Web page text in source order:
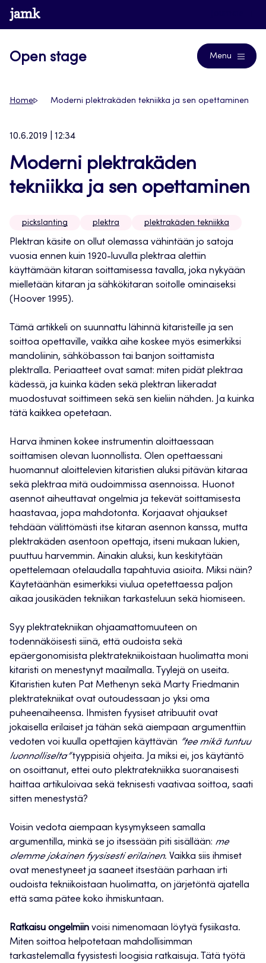
Siirry
suoraan
www.jamk.fi
Open stage Menu
Home Moderni plektrakäden tekniikka ja sen opettaminen
10.6.2019 | 12:34
Moderni plektrakäden
tekniikka ja sen opettaminen
pickslanting plektra plektrakäden tekniikka
Plektran käsite on ollut olemassa vähintään jo satoja
vuosia ennen kuin 1920-luvulla plektraa alettiin
käyttämään kitaran soittamisessa tavalla, joka nykyään
mielletään kitaran ja sähkökitaran soitolle ominaiseksi
(Hoover 1995).
Tämä artikkeli on suunnattu lähinnä kitaristeille ja sen
soittoa opettaville, vaikka aihe koskee myös esimerkiksi
mandoliinin, sähköbasson tai banjon soittamista
plektralla. Periaatteet ovat samat: miten pidät plektraa
kädessä, ja kuinka käden sekä plektran liikeradat
muodostuvat soittimeen sekä sen kieliin nähden. Ja kuinka
tätä kaikkea opetetaan.
Harva ihminen kokee instrumentin aloittaessaan
soittamisen olevan luonnollista. Olen opettaessani
huomannut aloittelevien kitaristien aluksi pitävän kitaraa
sekä plektraa mitä oudoimmissa asennoissa. Huonot
asennot aiheuttavat ongelmia ja tekevät soittamisesta
haastavaa, jopa mahdotonta. Korjaavat ohjaukset
tehdään välittömästi itse kitaran asennon kanssa, mutta
plektrakäden asentoon opettaja, itseni mukaan lukien,
puuttuu harvemmin. Ainakin aluksi, kun keskitytään
opettelemaan otelaudalla tapahtuvia asioita. Miksi näin?
Käytetäänhän esimerkiksi viulua opetettaessa paljon
aikaa jousikäden tekniikan tarkasteluun sekä hiomiseen.
Syy plektratekniikan ohjaamattomuuteen on
todennäköisesti siinä, että oudoista sekä
epäergonomisista plektratekniikoistaan huolimatta moni
kitaristi on menestynyt maailmalla. Tyylejä on useita.
Kitaristien kuten Pat Methenyn sekä Marty Friedmanin
plektratekniikat ovat outoudessaan jo yksi oma
puheenaiheensa. Ihmisten fyysiset atribuutit ovat
jokaisella erilaiset ja tähän sekä aiempaan argumenttiin
vedoten voi kuulla opettajien käyttävän ”tee mikä tuntuu
luonnolliselta”tyyppisiä ohjeita. Ja miksi ei, jos käytäntö
on osoittanut, ettei outo plektratekniikka suoranaisesti
haittaa artikuloivaa sekä teknisesti vaativaa soittoa, saati
sitten menestystä?
Voisin vedota aiempaan kysymykseen samalla
argumentilla, minkä se jo itsessään piti sisällään: me
olemme jokainen fyysisesti erilainen. Vaikka siis ihmiset
ovat menestyneet ja saaneet itsestään parhaan irti
oudoista tekniikoistaan huolimatta, on järjetöntä ajatella
että sama pätee koko ihmiskuntaan.
Ratkaisu ongelmiin voisi nimenomaan löytyä fysiikasta.
Miten soittoa helpotetaan mahdollisimman
tarkastelemalla fyysistesti loogisia ratkaisuja. Tätä työtä